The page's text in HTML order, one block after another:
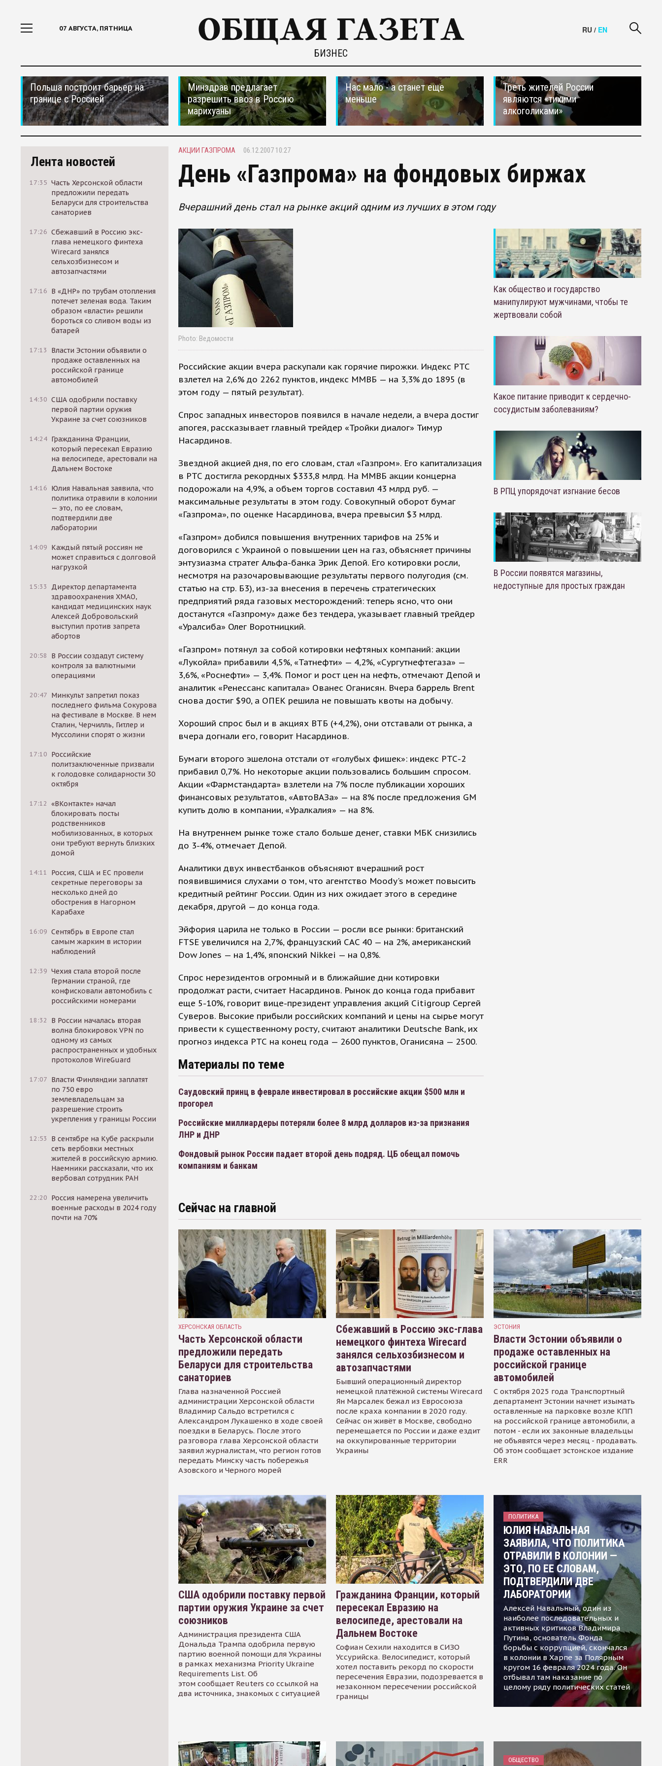
07 АВГУСТА, ПЯТНИЦА
БИЗНЕС
RU / EN
Польша построит барьер на
границе с Россией
Минздрав предлагает
разрешить ввоз в Россию
марихуаны
Нас мало - а станет еще
меньше
Треть жителей России
являются «тихими
алкоголиками»
Лента новостей
17:35 Часть Херсонской области
предложили передать
Беларуси для строительства
санаториев
17:26 Сбежавший в Россию экс-
глава немецкого финтеха
Wirecard занялся
сельхозбизнесом и
автозапчастями
17:16 В «ДНР» по трубам отопления
потечет зеленая вода. Таким
образом «власти» решили
бороться со сливом воды из
батарей
17:13
Власти Эстонии объявили о
продаже оставленных на
российской границе
автомобилей
14:30 США одобрили поставку
первой партии оружия
Украине за счет союзников
14:24 Гражданина Франции,
который пересекал Евразию
на велосипеде, арестовали на
Дальнем Востоке
14:16 Юлия Навальная заявила, что
политика отравили в колонии
— это, по ее словам,
подтвердили две
лаборатории
14:09 Каждый пятый россиян не
может справиться с долговой
нагрузкой
15:33
Директор департамента
здравоохранения ХМАО,
кандидат медицинских наук
Алексей Добровольский
выступил против запрета
абортов
20:58
В России создадут систему
контроля за валютными
операциями
20:47 Минкульт запретил показ
последнего фильма Сокурова
на фестивале в Москве. В нем
Сталин, Черчилль, Гитлер и
Муссолини спорят о жизни
17:10 Российские
политзаключенные призвали
к голодовке солидарности 30
октября
17:12 «ВКонтакте» начал
блокировать посты
родственников
мобилизованных, в которых
они требуют вернуть близких
домой
14:11
Россия, США и ЕС провели
секретные переговоры за
несколько дней до
обострения в Нагорном
Карабахе
16:09 Сентябрь в Европе стал
самым жарким в истории
наблюдений
12:39 Чехия стала второй после
Германии страной, где
конфисковали автомобиль с
российскими номерами
18:32
В России началась вторая
волна блокировок VPN по
одному из самых
распространенных и удобных
протоколов WireGuard
17:07 Власти Финляндии заплатят
по 750 евро
землевладельцам за
разрешение строить
укрепления у границы России
12:53
В сентябре на Кубе раскрыли
сеть вербовки местных
жителей в российскую армию.
Наемники рассказали, что их
вербовал сотрудник РАН
22:20 Россия намерена увеличить
военные расходы в 2024 году
почти на 70%
АКЦИИ ГАЗПРОМА 06.12.2007 10:27
День «Газпрома» на фондовых биржах
Вчерашний день стал на рынке акций одним из лучших в этом году
Photo: Ведомости
Российские акции вчера раскупали как горячие пирожки. Индекс РТС
взлетел на 2,6% до 2262 пунктов, индекс ММВБ — на 3,3% до 1895 (в
этом году — пятый результат).
Спрос западных инвесторов появился в начале недели, а вчера достиг
апогея, рассказывает главный трейдер «Тройки диалог» Тимур
Насардинов.
Звездной акцией дня, по его словам, стал «Газпром». Его капитализация
в РТС достигла рекордных $333,8 млрд. На ММВБ акции концерна
подорожали на 4,9%, а объем торгов составил 43 млрд руб. —
максимальные результаты в этом году. Совокупный оборот бумаг
«Газпрома», по оценке Насардинова, вчера превысил $3 млрд.
«Газпром» добился повышения внутренних тарифов на 25% и
договорился с Украиной о повышении цен на газ, объясняет причины
энтузиазма стратег Альфа-банка Эрик Депой. Его котировки росли,
несмотря на разочаровывающие результаты первого полугодия (см.
статью на стр. Б3), из-за внесения в перечень стратегических
предприятий ряда газовых месторождений: теперь ясно, что они
достанутся «Газпрому» даже без тендера, указывает главный трейдер
«Уралсиба» Олег Воротницкий.
«Газпром» потянул за собой котировки нефтяных компаний: акции
«Лукойла» прибавили 4,5%, «Татнефти» — 4,2%, «Сургутнефтегаза» —
3,6%, «Роснефти» — 3,4%. Помог и рост цен на нефть, отмечают Депой и
аналитик «Ренессанс капитала» Ованес Оганисян. Вчера баррель Brent
снова достиг $90, а ОПЕК решила не повышать квоты на добычу.
Хороший спрос был и в акциях ВТБ (+4,2%), они отставали от рынка, а
вчера догнали его, говорит Насардинов.
Бумаги второго эшелона отстали от «голубых фишек»: индекс РТС-2
прибавил 0,7%. Но некоторые акции пользовались большим спросом.
Акции «Фармстандарта» взлетели на 7% после публикации хороших
финансовых результатов, «АвтоВАЗа» — на 8% после предложения GM
купить долю в компании, «Уралкалия» — на 8%.
На внутреннем рынке тоже стало больше денег, ставки МБК снизились
до 3-4%, отмечает Депой.
Аналитики двух инвестбанков объясняют вчерашний рост
появившимися слухами о том, что агентство Moody's может повысить
кредитный рейтинг России. Один из них ожидает этого в середине
декабря, другой — до конца года.
Эйфория царила не только в России — росли все рынки: британский
FTSE увеличился на 2,7%, французский CAC 40 — на 2%, американский
Dow Jones — на 1,4%, японский Nikkei — на 0,8%.
Спрос нерезидентов огромный и в ближайшие дни котировки
продолжат расти, считает Насардинов. Рынок до конца года прибавит
еще 5-10%, говорит вице-президент управления акций Citigroup Сергей
Суверов. Высокие прибыли российских компаний и цены на сырье могут
привести к существенному росту, считают аналитики Deutsche Bank, их
прогноз индекса РТС на конец года — 2600 пунктов, Оганисяна — 2500.
Материалы по теме
Саудовский принц в феврале инвестировал в российские акции $500 млн и
прогорел
Российские миллиардеры потеряли более 8 млрд долларов из-за признания
ЛНР и ДНР
Фондовый рынок России падает второй день подряд. ЦБ обещал помочь
компаниям и банкам
Как общество и государство
манипулируют мужчинами, чтобы те
жертвовали собой
Какое питание приводит к сердечно-
сосудистым заболеваниям?
В РПЦ упорядочат изгнание бесов
В России появятся магазины,
недоступные для простых граждан
Сейчас на главной
ХЕРСОНСКАЯ ОБЛАСТЬ
Часть Херсонской области
предложили передать
Беларуси для строительства
санаториев
Глава назначенной Россией
администрации Херсонской области
Владимир Сальдо встретился с
Александром Лукашенко в ходе своей
поездки в Беларусь. После этого
разговора глава Херсонской области
заявил журналистам, что регион готов
передать Минску часть побережья
Азовского и Черного морей
Сбежавший в Россию экс-глава
немецкого финтеха Wirecard
занялся сельхозбизнесом и
автозапчастями
Бывший операционный директор
немецкой платёжной системы Wirecard
Ян Марсалек бежал из Евросоюза
после краха компании в 2020 году.
Сейчас он живёт в Москве, свободно
перемещается по России и даже ездит
на оккупированные территории
Украины
ЭСТОНИЯ
Власти Эстонии объявили о
продаже оставленных на
российской границе
автомобилей
С октября 2025 года Транспортный
департамент Эстонии начнет изымать
оставленные на парковке возле КПП
на российской границе автомобили, а
потом - если их законные владельцы
не объявятся через месяц - продавать.
Об этом сообщает эстонское издание
ERR
США одобрили поставку первой
партии оружия Украине за счет
союзников
Администрация президента США
Дональда Трампа одобрила первую
партию военной помощи для Украины
в рамках механизма Priority Ukraine
Requirements List. Об
этом сообщает Reuters со ссылкой на
два источника, знакомых с ситуацией
Гражданина Франции, который
пересекал Евразию на
велосипеде, арестовали на
Дальнем Востоке
Софиан Сехили находится в СИЗО
Уссурийска. Велосипедист, который
хотел поставить рекорд по скорости
пересечения Евразии, подозревается в
незаконном пересечении российской
границы
ПОЛИТИКА
ЮЛИЯ НАВАЛЬНАЯ
ЗАЯВИЛА, ЧТО ПОЛИТИКА
ОТРАВИЛИ В КОЛОНИИ —
ЭТО, ПО ЕЕ СЛОВАМ,
ПОДТВЕРДИЛИ ДВЕ
ЛАБОРАТОРИИ
Алексей Навальный, один из
наиболее последовательных и
активных критиков Владимира
Путина, основатель Фонда
борьбы с коррупцией, скончался
в колонии в Харпе за Полярным
кругом 16 февраля 2024 года. Он
отбывал там наказание по
целому ряду политических статей
ОБЩЕСТВО